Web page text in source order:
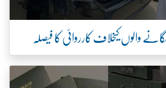
والوں کیخلاف کارروائی کا فیصلہ